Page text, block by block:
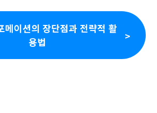
이션의 장단점과 전략적 활
용법